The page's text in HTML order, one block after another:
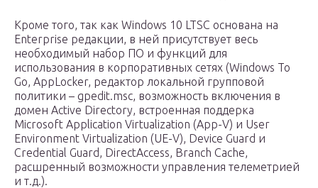
Кроме того, так как Windows 10 LTSC основана на
Enterprise редакции, в ней присутствует весь
необходимый набор ПО и функций для
использования в корпоративных сетях (Windows To
Go, AppLocker, редактор локальной групповой
политики – gpedit.msc, возможность включения в
домен Active Directory, встроенная поддерка
Microsoft Application Virtualization (App-V) и User
Environment Virtualization (UE-V), Device Guard и
Credential Guard, DirectAccess, Branch Cache,
расшренный возможности управления телеметрией
и т.д.).